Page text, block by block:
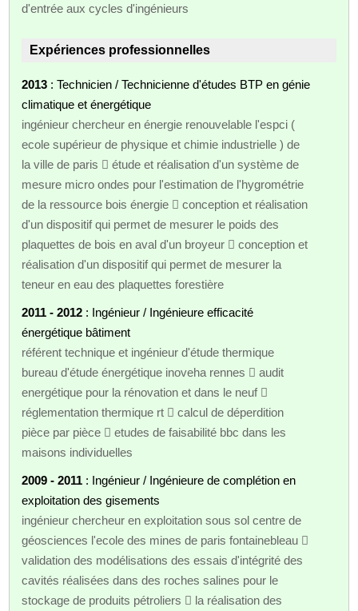
d'entrée aux cycles d'ingénieurs
Expériences professionnelles
2013 : Technicien / Technicienne d'études BTP en génie
climatique et énergétique
ingénieur chercheur en énergie renouvelable l'espci (
ecole supérieur de physique et chimie industrielle ) de
la ville de paris  étude et réalisation d'un système de
mesure micro ondes pour l'estimation de l'hygrométrie
de la ressource bois énergie  conception et réalisation
d'un dispositif qui permet de mesurer le poids des
plaquettes de bois en aval d'un broyeur  conception et
réalisation d'un dispositif qui permet de mesurer la
teneur en eau des plaquettes forestière
2011 - 2012 : Ingénieur / Ingénieure efficacité
énergétique bâtiment
référent technique et ingénieur d'étude thermique
bureau d'étude énergétique inoveha rennes  audit
energétique pour la rénovation et dans le neuf 
réglementation thermique rt  calcul de déperdition
pièce par pièce  etudes de faisabilité bbc dans les
maisons individuelles
2009 - 2011 : Ingénieur / Ingénieure de complétion en
exploitation des gisements
ingénieur chercheur en exploitation sous sol centre de
géosciences l'ecole des mines de paris fontainebleau 
validation des modélisations des essais d'intégrité des
cavités réalisées dans des roches salines pour le
stockage de produits pétroliers  la réalisation des